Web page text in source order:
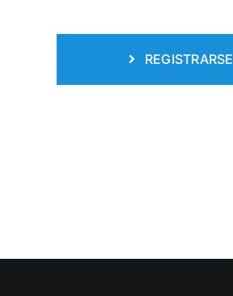
REGISTRARSE